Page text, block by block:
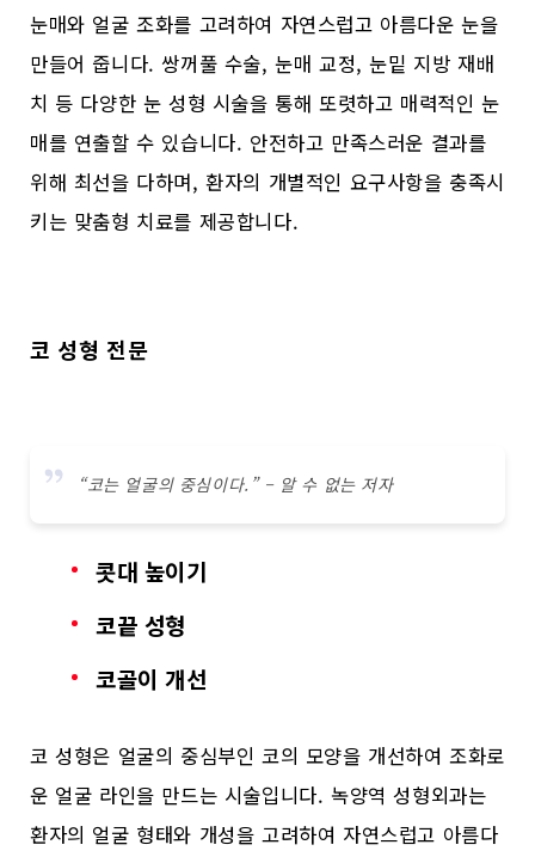
눈매와 얼굴 조화를 고려하여 자연스럽고 아름다운 눈을
만들어 줍니다. 쌍꺼풀 수술, 눈매 교정, 눈밑 지방 재배
치 등 다양한 눈 성형 시술을 통해 또렷하고 매력적인 눈
매를 연출할 수 있습니다. 안전하고 만족스러운 결과를
위해 최선을 다하며, 환자의 개별적인 요구사항을 충족시
키는 맞춤형 치료를 제공합니다.
코 성형 전문
“코는 얼굴의 중심이다.” – 알 수 없는 저자
콧대 높이기
코끝 성형
코골이 개선
코 성형은 얼굴의 중심부인 코의 모양을 개선하여 조화로
운 얼굴 라인을 만드는 시술입니다. 녹양역 성형외과는
환자의 얼굴 형태와 개성을 고려하여 자연스럽고 아름다